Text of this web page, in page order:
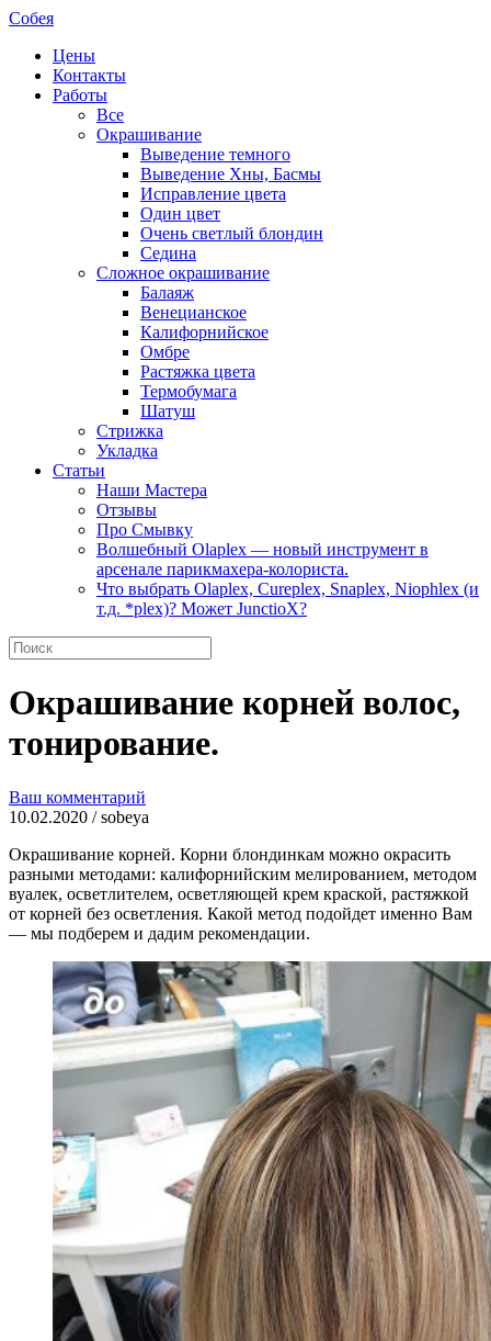
Собея
Цены
Контакты
Работы
Все
Окрашивание
Выведение темного
Выведение Хны, Басмы
Исправление цвета
Один цвет
Очень светлый блондин
Седина
Сложное окрашивание
Балаяж
Венецианское
Калифорнийское
Омбре
Растяжка цвета
Термобумага
Шатуш
Стрижка
Укладка
Статьи
Наши Мастера
Отзывы
Про Смывку
Волшебный Olaplex — новый инструмент в
арсенале парикмахера-колориста.
Что выбрать Olaplex, Cureplex, Snaplex, Niophlex (и
т.д. *plex)? Может JunctioX?
Окрашивание корней волос,
тонирование.
Ваш комментарий
10.02.2020 / sobeya
Окрашивание корней. Корни блондинкам можно окрасить
разными методами: калифорнийским мелированием, методом
вуалек, осветлителем, осветляющей крем краской, растяжкой
от корней без осветления. Какой метод подойдет именно Вам
— мы подберем и дадим рекомендации.